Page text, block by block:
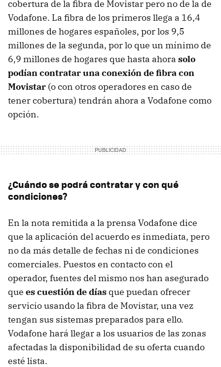
cobertura de la fibra de Movistar pero no de la de
Vodafone. La fibra de los primeros llega a 16,4
millones de hogares españoles, por los 9,5
millones de la segunda, por lo que un mínimo de
6,9 millones de hogares que hasta ahora solo
podían contratar una conexión de fibra con
Movistar (o con otros operadores en caso de
tener cobertura) tendrán ahora a Vodafone como
opción.
¿Cuándo se podrá contratar y con qué
condiciones?
En la nota remitida a la prensa Vodafone dice
que la aplicación del acuerdo es inmediata, pero
no da más detalle de fechas ni de condiciones
comerciales. Puestos en contacto con el
operador, fuentes del mismo nos han asegurado
que es cuestión de días que puedan ofrecer
servicio usando la fibra de Movistar, una vez
tengan sus sistemas preparados para ello.
Vodafone hará llegar a los usuarios de las zonas
afectadas la disponibilidad de su oferta cuando
esté lista.